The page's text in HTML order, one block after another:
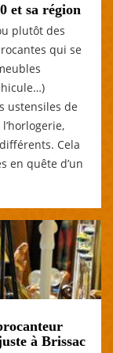
et sa région
plutôt des
qui se
ustensiles de
Cela
en quête d’un
à Brissac